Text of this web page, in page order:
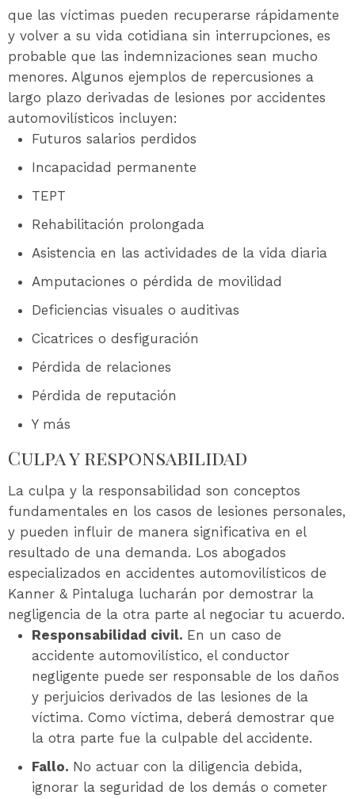
que las víctimas pueden recuperarse rápidamente
y volver a su vida cotidiana sin interrupciones, es
probable que las indemnizaciones sean mucho
menores. Algunos ejemplos de repercusiones a
largo plazo derivadas de lesiones por accidentes
automovilísticos incluyen:
Futuros salarios perdidos
Incapacidad permanente
TEPT
Rehabilitación prolongada
Asistencia en las actividades de la vida diaria
Amputaciones o pérdida de movilidad
Deficiencias visuales o auditivas
Cicatrices o desfiguración
Pérdida de relaciones
Pérdida de reputación
Y más
Culpa y responsabilidad
La culpa y la responsabilidad son conceptos
fundamentales en los casos de lesiones personales,
y pueden influir de manera significativa en el
resultado de una demanda. Los abogados
especializados en accidentes automovilísticos de
Kanner & Pintaluga lucharán por demostrar la
negligencia de la otra parte al negociar tu acuerdo.
Responsabilidad civil. En un caso de
accidente automovilístico, el conductor
negligente puede ser responsable de los daños
y perjuicios derivados de las lesiones de la
víctima. Como víctima, deberá demostrar que
la otra parte fue la culpable del accidente.
Fallo. No actuar con la diligencia debida,
ignorar la seguridad de los demás o cometer